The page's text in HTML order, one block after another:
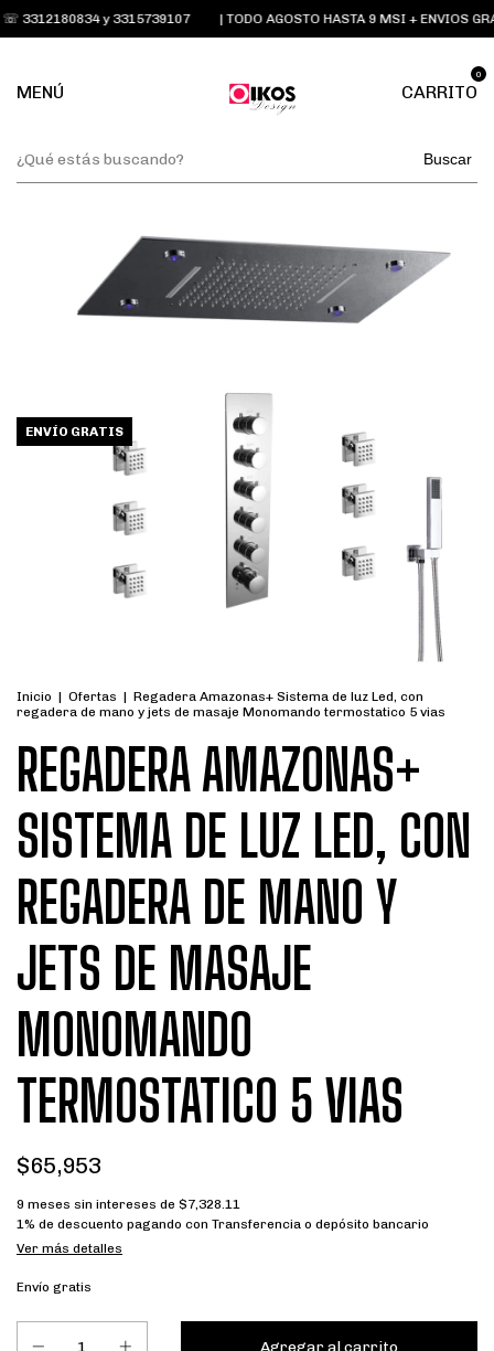
3312180834 y 3315739107 | TODO AGOSTO HASTA 9 MSI + ENVIOS
MENÚ CARRITO
0
Buscar
ENVÍO GRATIS
Inicio | Ofertas | Regadera Amazonas+ Sistema de luz Led, con
regadera de mano y jets de masaje Monomando termostatico 5 vias
REGADERA AMAZONAS+
SISTEMA DE LUZ LED, CON
REGADERA DE MANO Y
JETS DE MASAJE
MONOMANDO
TERMOSTATICO 5 VIAS
$65,953
9 meses sin intereses de $7,328.11
1% de descuento pagando con Transferencia o depósito bancario
Ver más detalles
Envío gratis